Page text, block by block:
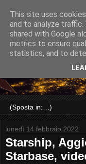
lunedì 14 febbraio 2022
Starship,
Starbase,
This site uses
and to analyze traffic.
shared with Google
metrics to ensure
statistics, and to